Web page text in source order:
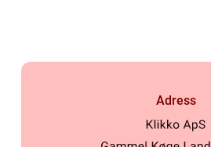
Adress